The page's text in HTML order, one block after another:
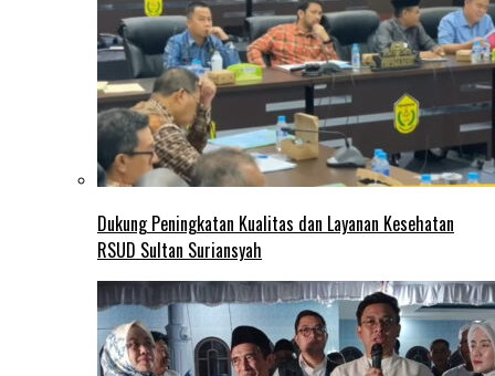
Dukung Peningkatan Kualitas dan Layanan Kesehatan
RSUD Sultan Suriansyah